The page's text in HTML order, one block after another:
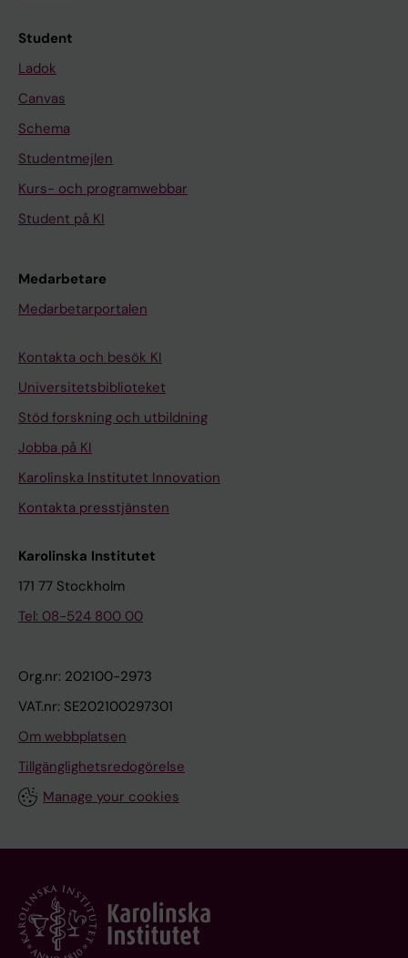
Student
Ladok
Canvas
Schema
Studentmejlen
Kurs- och programwebbar
Student på KI
Medarbetare
Medarbetarportalen
Kontakta och besök KI
Universitetsbiblioteket
Stöd forskning och utbildning
Jobba på KI
Karolinska Institutet Innovation
Kontakta presstjänsten
Karolinska Institutet
171 77 Stockholm
Tel: 08-524 800 00
Org.nr: 202100-2973
VAT.nr: SE202100297301
Om webbplatsen
Tillgänglighetsredogörelse
Manage your cookies